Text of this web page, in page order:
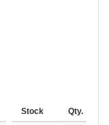
144-287 288 + More
Stock Qty.